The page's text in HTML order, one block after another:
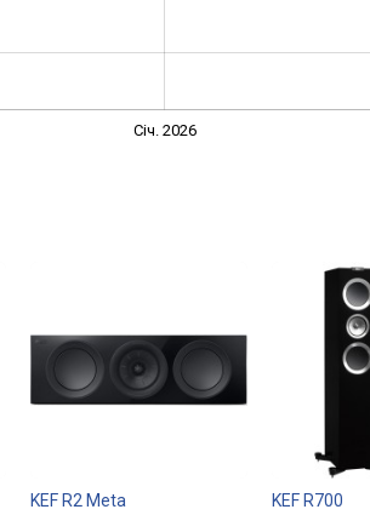
Січ. 2026
KEF R2 Meta KEF R700